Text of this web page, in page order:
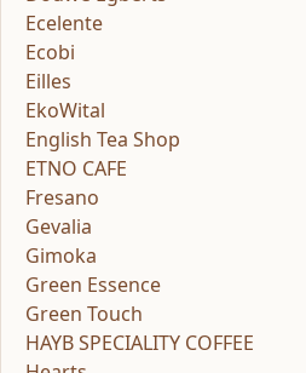
Ecelente
Ecobi
Eilles
EkoWital
English Tea Shop
ETNO CAFE
Fresano
Gevalia
Gimoka
Green Essence
Green Touch
HAYB SPECIALITY COFFEE